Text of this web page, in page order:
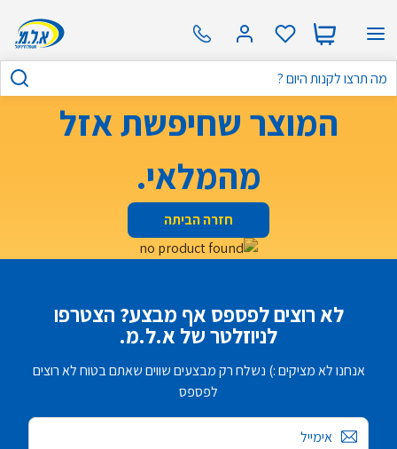
המוצר שחיפשת אזל
מהמלאי.
חזרה הביתה
לא רוצים לפספס אף מבצע? הצטרפו
לניוזלטר של א.ל.מ.
אנחנו לא מציקים :) נשלח רק מבצעים שווים שאתם בטוח לא רוצים
לפספס
אימייל